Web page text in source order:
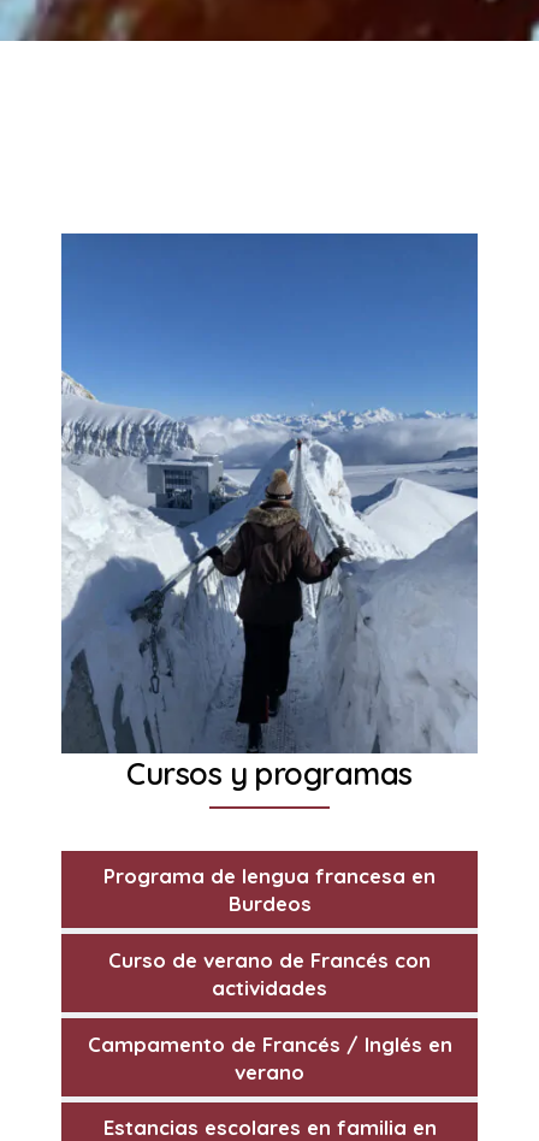
Cursos y programas
Programa de lengua francesa en
Burdeos
Curso de verano de Francés con
actividades
Campamento de Francés / Inglés en
verano
Estancias escolares en familia en